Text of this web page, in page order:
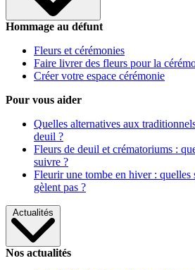
Hommage au défunt
Fleurs et cérémonies
Faire livrer des fleurs pour la
Créer votre espace cérémonie
Pour vous aider
Quelles alternatives aux
deuil ?
Fleurs de deuil et crématoriums :
suivre ?
Fleurir une tombe en hiver : quelles
gèlent pas ?
Actualités
Nos actualités